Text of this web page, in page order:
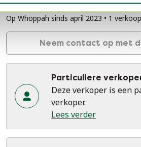
Hilversum, Nederland
Op Whoppah sinds april 2023 • 1 verkoop
Neem contact op met
Particuliere
Deze verkoper is een
verkoper.
Lees verder